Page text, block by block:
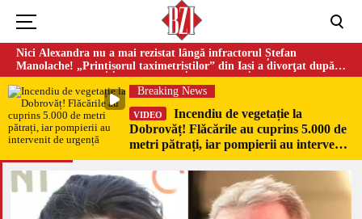
Nici Alexandra nu a mai rezistat lângă infractorul Ștefan
Manolache! „Prințișorul taximetriștilor” din Iași a divorţat după
doi ani de căsnicie
Breaking News
VIDEO
Incendiu de vegetație la
Dobrovăț! Flăcările au cuprins 5.000 de
metri pătrați, iar pompierii au intervenit
de urgență